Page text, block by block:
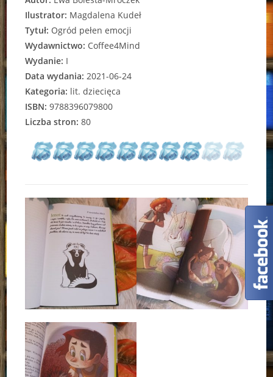
Ilustrator: Magdalena Kudeł
Tytuł: Ogród pełen emocji
Wydawnictwo: Coffee4Mind
Wydanie: I
Data wydania: 2021-06-24
Kategoria: lit. dziecięca
ISBN: 9788396079800
Liczba stron: 80